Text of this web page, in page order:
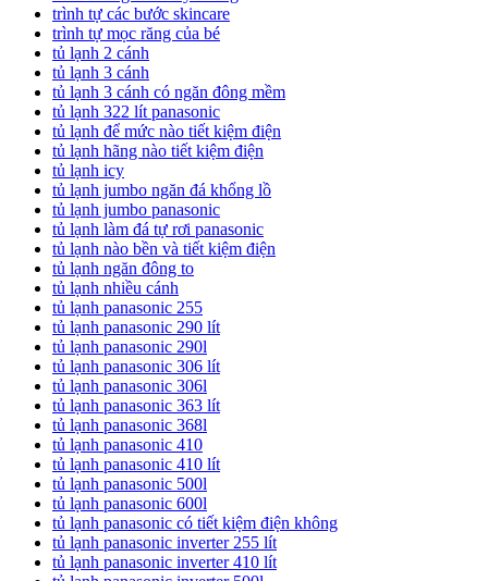
trình tự các bước skincare
trình tự mọc răng của bé
tủ lạnh 2 cánh
tủ lạnh 3 cánh
tủ lạnh 3 cánh có ngăn đông mềm
tủ lạnh 322 lít panasonic
tủ lạnh để mức nào tiết kiệm điện
tủ lạnh hãng nào tiết kiệm điện
tủ lạnh icy
tủ lạnh jumbo ngăn đá khổng lồ
tủ lạnh jumbo panasonic
tủ lạnh làm đá tự rơi panasonic
tủ lạnh nào bền và tiết kiệm điện
tủ lạnh ngăn đông to
tủ lạnh nhiều cánh
tủ lạnh panasonic 255
tủ lạnh panasonic 290 lít
tủ lạnh panasonic 290l
tủ lạnh panasonic 306 lít
tủ lạnh panasonic 306l
tủ lạnh panasonic 363 lít
tủ lạnh panasonic 368l
tủ lạnh panasonic 410
tủ lạnh panasonic 410 lít
tủ lạnh panasonic 500l
tủ lạnh panasonic 600l
tủ lạnh panasonic có tiết kiệm điện không
tủ lạnh panasonic inverter 255 lít
tủ lạnh panasonic inverter 410 lít